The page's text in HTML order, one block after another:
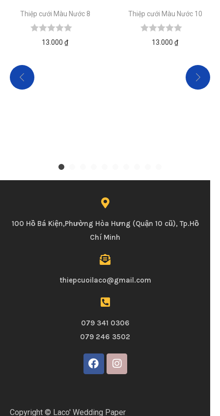
Thiệp cưới Màu Nước 8
13.000 ₫
Thiệp cưới Màu Nước 10
13.000 ₫
100 Hồ Bá Kiện,Phường Hòa Hưng (Quận 10 cũ), Tp.Hồ
Chí Minh
thiepcuoilaco@gmail.com
079 341 0306
079 246 3502
Copyright © Laco' Wedding Paper